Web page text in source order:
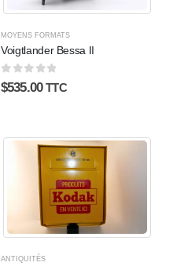
MOYENS FORMATS
Voigtlander Bessa II
0sur 5
$535.00 TTC
ANTIQUITÉS